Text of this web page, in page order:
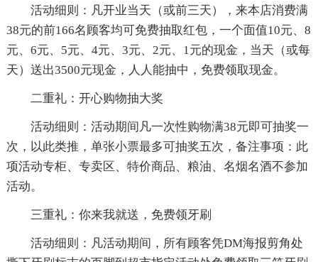
活动细则：凡开业当天（或前三天），来本店消费满
38元的前166名顾客均可免费抽取红包，一个面值10元、8
元、6元、5元、4元、3元、2元、1元的现金，当天（或每
天）送出3500元现金，人人能抽中，免费领取现金。
二重礼：开心购物抽大奖
活动细则：活动期间凡一次性购物满38元即可抽奖一
次，以此类推，单张小票最多可抽奖五次，备注事项：此
项活动专柜、专卖区、特价商品、粮油、名烟名酒不参加
活动。
三重礼：你来我就送，免费领牙刷
活动细则：凡活动期间，所有顾客凭DM海报剪角处